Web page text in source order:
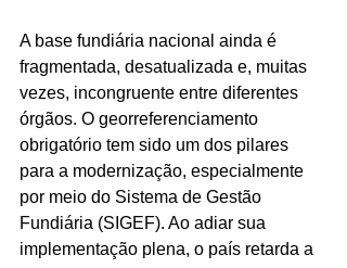
A base fundiária nacional ainda é
fragmentada, desatualizada e, muitas
vezes, incongruente entre diferentes
órgãos. O georreferenciamento
obrigatório tem sido um dos pilares
para a modernização, especialmente
por meio do Sistema de Gestão
Fundiária (SIGEF). Ao adiar sua
implementação plena, o país retarda a